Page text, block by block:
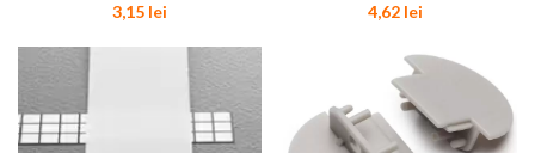
3,15 lei
4,62 lei